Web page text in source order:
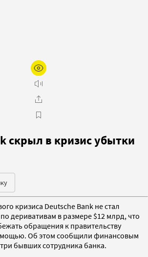
скрыл в кризис убытки
кризиса Deutsche Bank не стал
деривативам в размере $12 млрд, что
обращения к правительству
Об этом сообщили финансовым
бывших сотрудника банка.